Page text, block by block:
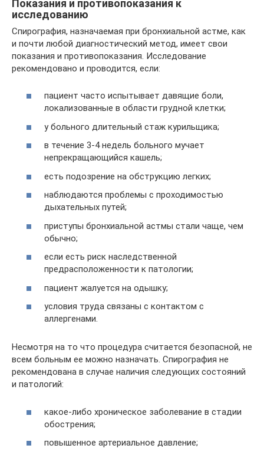
Показания и противопоказания к
исследованию
Спирография, назначаемая при бронхиальной астме, как
и почти любой диагностический метод, имеет свои
показания и противопоказания. Исследование
рекомендовано и проводится, если:
пациент часто испытывает давящие боли,
локализованные в области грудной клетки;
у больного длительный стаж курильщика;
в течение 3-4 недель больного мучает
непрекращающийся кашель;
есть подозрение на обструкцию легких;
наблюдаются проблемы с проходимостью
дыхательных путей;
приступы бронхиальной астмы стали чаще, чем
обычно;
если есть риск наследственной
предрасположенности к патологии;
пациент жалуется на одышку;
условия труда связаны с контактом с
аллергенами.
Несмотря на то что процедура считается безопасной, не
всем больным ее можно назначать. Спирография не
рекомендована в случае наличия следующих состояний
и патологий:
какое-либо хроническое заболевание в стадии
обострения;
повышенное артериальное давление;